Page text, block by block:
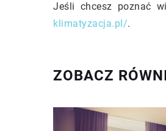
Jeśli chcesz poznać
klimatyzacja.pl/.
ZOBACZ